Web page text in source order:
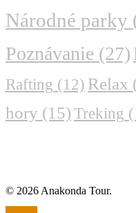
Národné parky
Poznávanie (27)
Rafting (12) Relax
hory (15)Treking
© 2026 Anakonda Tour.